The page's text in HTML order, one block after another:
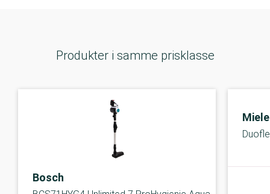
Produkter i samme prisklasse
Bosch
Miele